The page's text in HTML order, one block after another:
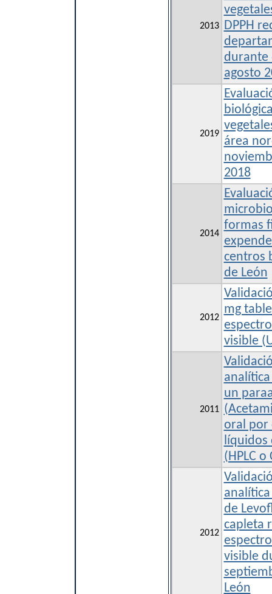
2013 DPPH
durante
agosto
2019
área
2018
2014
formas
centros
de León
2012
mg
visible
2011
un
oral por
líquidos
(HPLC o
2012
de
capleta
visible
León